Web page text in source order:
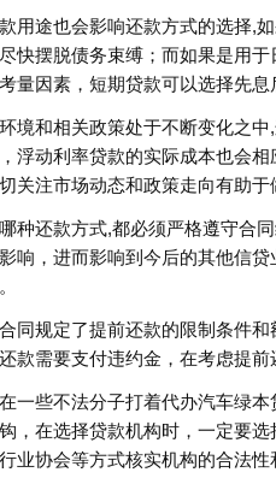
用途也会影响还款方式的选择,
快摆脱债务束缚；而如果是用
量因素，短期贷款可以选择先
境和相关政策处于不断变化之
浮动利率贷款的实际成本也会
关注市场动态和政策走向有助于
种还款方式,都必须严格遵守合
响，进而影响到今后的其他信
同规定了提前还款的限制条件
款需要支付违约金，在考虑提
一些不法分子打着代办汽车绿
，在选择贷款机构时，一定要
业协会等方式核实机构的合法性